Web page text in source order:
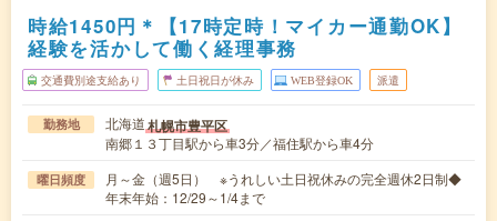
時給1450円＊【17時定時！マイカー通勤OK】
経験を活かして働く経理事務
交通費別途支給あり 土日祝日が休み WEB登録OK 派遣
勤務地 北海道札幌市豊平区
南郷１３丁目駅から車3分／福住駅から車4分
曜日頻度
月～金（週5日） ※うれしい土日祝休みの完全週休2日制◆
年末年始：12/29～1/4まで